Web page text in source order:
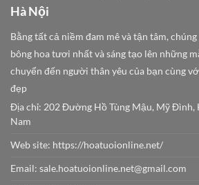
Hà Nội
Bằng tất cả niềm đam mê và tận tâm,
bông hoa tươi nhất và sáng tạo lên những
chuyển đến người thân yêu của bạn cùng
đẹp
Địa chỉ: 202 Đường Hồ Tùng Mậu, Mỹ Đình,
Nam
Web site: https://hoatuoionline.net/
Email: sale.hoatuoionline.net@gmail.com